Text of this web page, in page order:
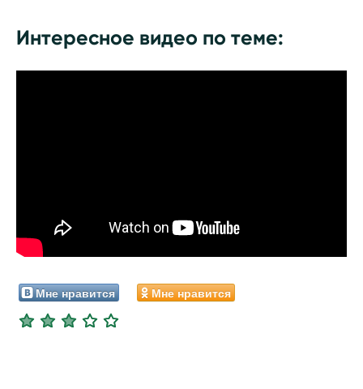
Интересное видео по теме:
Мне нравится Мне нравится